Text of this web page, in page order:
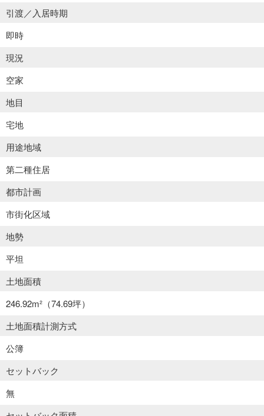
引渡／入居時期
即時
現況
空家
地目
宅地
用途地域
第二種住居
都市計画
市街化区域
地勢
平坦
土地面積
246.92m² （74.69坪）
土地面積計測方式
公簿
セットバック
無